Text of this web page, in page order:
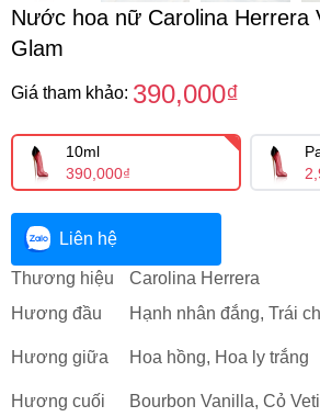
Nước hoa nữ Carolina Herrera
Glam
Giá tham khảo: 390,000₫
10ml
390,000₫
Liên hệ
Thương hiệu
Carolina Herrera
Hương đầu
Hạnh nhân đắng, Trái
Hương giữa Hoa hồng, Hoa ly trắng
Hương cuối Bourbon Vanilla, Cỏ